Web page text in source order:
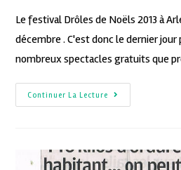
Le festival Drôles de Noëls 2013 à
décembre . C'est donc le dernier
nombreux spectacles gratuits que
Continuer La Lecture